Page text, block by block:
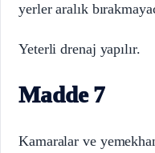
yerler aralık
Yeterli drenaj yapılır.
Madde 7
Kamaralar ve